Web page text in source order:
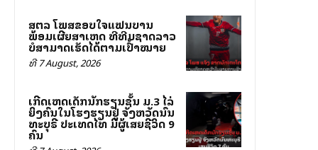
ສຕລ ໂພສຂອບໃຈແຟນບານ
ພ້ອມເຜີຍສາເຫດ ທີ່ທີມຊາດລາວ
ບໍ່ສາມາດເຮັດໄດ້ຕາມເປົ້າໝາຍ
ທີ 7 August, 2026
ເກີດເຫດເດັກນັກຮຽນຊັ້ນ ມ.3 ໄລ່
ຍິງຄົນໃນໂຮງຮຽນຢູ່ ຈັງຫວັດນົນ
ທະບຸຣີ ປະເທດໄທ ມີຜູ້ເສຍຊີວິດ 9
ຄົນ